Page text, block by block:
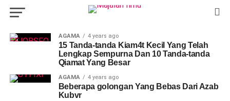
AGAMA 4 years ago
15 Tanda-tanda Kiam4t Kecil Yang Telah
Lengkap Sempurna Dan 10 Tanda-tanda
Qiamat Yang Besar
AGAMA 4 years ago
Beberapa golongan Yang Bebas Dari Azab
Kubvr